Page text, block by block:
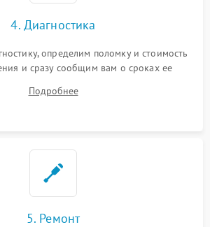
4. Диагностика
определим поломку и стоимость
и сразу сообщим вам о сроках ее
Подробнее
5. Ремонт